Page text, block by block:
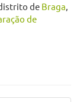
de Braga,
de